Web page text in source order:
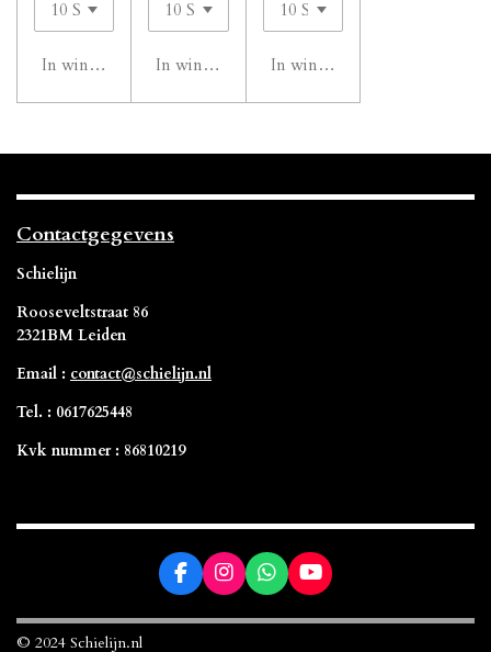
In winkelwagenIn winkelwagen In winkelwagen
Contactgegevens
Schielijn
Rooseveltstraat 86
2321BM Leiden
Email : contact@schielijn.nl
Tel. : 0617625448
Kvk nummer : 86810219
F
a
c
I
n
s
W
h
a
Y
o
u
© 2024 Schielijn.nl